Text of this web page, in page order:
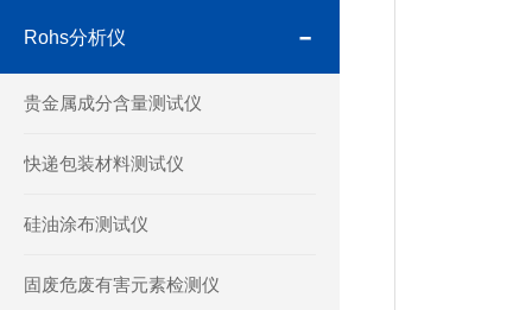
Rohs分析仪
贵金属成分含量测试仪
快递包装材料测试仪
硅油涂布测试仪
固废危废有害元素检测仪